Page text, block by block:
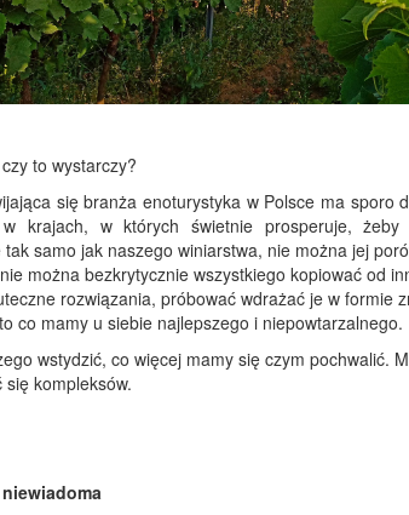
to wystarczy?
się branża enoturystyka w Polsce ma sporo
krajach, w których świetnie prosperuje,
samo jak naszego winiarstwa, nie można jej
można bezkrytycznie wszystkiego kopiować od
rozwiązania, próbować wdrażać je w formie
co mamy u siebie najlepszego i niepowtarzalnego.
wstydzić, co więcej mamy się czym pochwalić.
kompleksów.